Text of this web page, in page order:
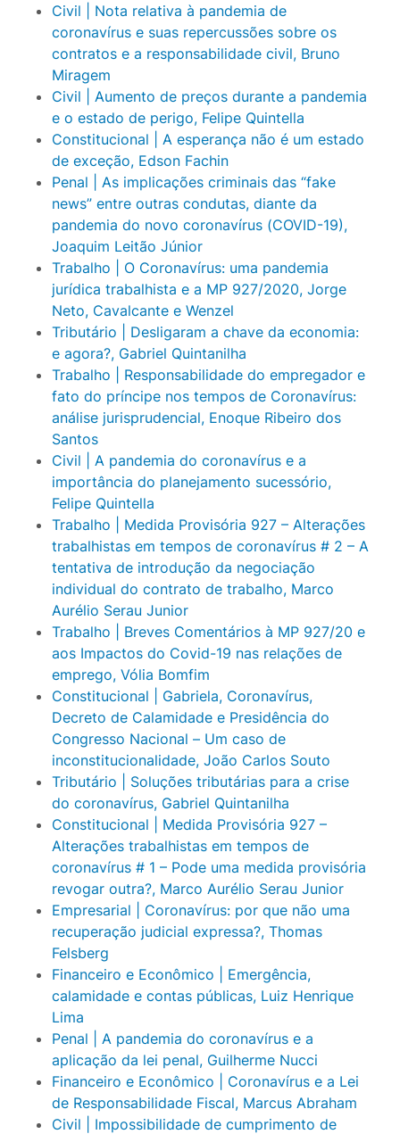
Civil | Nota relativa à pandemia de
coronavírus e suas repercussões sobre os
contratos e a responsabilidade civil, Bruno
Miragem
Civil | Aumento de preços durante a pandemia
e o estado de perigo, Felipe Quintella
Constitucional | A esperança não é um estado
de exceção, Edson Fachin
Penal | As implicações criminais das “fake
news” entre outras condutas, diante da
pandemia do novo coronavírus (COVID-19),
Joaquim Leitão Júnior
Trabalho | O Coronavírus: uma pandemia
jurídica trabalhista e a MP 927/2020, Jorge
Neto, Cavalcante e Wenzel
Tributário | Desligaram a chave da economia:
e agora?, Gabriel Quintanilha
Trabalho | Responsabilidade do empregador e
fato do príncipe nos tempos de Coronavírus:
análise jurisprudencial, Enoque Ribeiro dos
Santos
Civil | A pandemia do coronavírus e a
importância do planejamento sucessório,
Felipe Quintella
Trabalho | Medida Provisória 927 – Alterações
trabalhistas em tempos de coronavírus # 2 – A
tentativa de introdução da negociação
individual do contrato de trabalho, Marco
Aurélio Serau Junior
Trabalho | Breves Comentários à MP 927/20 e
aos Impactos do Covid-19 nas relações de
emprego, Vólia Bomfim
Constitucional | Gabriela, Coronavírus,
Decreto de Calamidade e Presidência do
Congresso Nacional – Um caso de
inconstitucionalidade, João Carlos Souto
Tributário | Soluções tributárias para a crise
do coronavírus, Gabriel Quintanilha
Constitucional | Medida Provisória 927 –
Alterações trabalhistas em tempos de
coronavírus # 1 – Pode uma medida provisória
revogar outra?, Marco Aurélio Serau Junior
Empresarial | Coronavírus: por que não uma
recuperação judicial expressa?, Thomas
Felsberg
Financeiro e Econômico | Emergência,
calamidade e contas públicas, Luiz Henrique
Lima
Penal | A pandemia do coronavírus e a
aplicação da lei penal, Guilherme Nucci
Financeiro e Econômico | Coronavírus e a Lei
de Responsabilidade Fiscal, Marcus Abraham
Civil | Impossibilidade de cumprimento de